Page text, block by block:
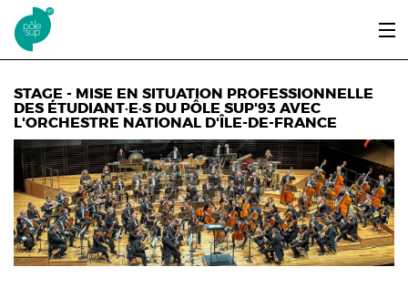
Aller au contenu principal
ENTRER ET SE FORMER
ÉTUDIANTS / DIPLÔMÉS
ÉCOUTER, VOIR & LIRE
INFOS PRATIQUES
STAGE - MISE EN SITUATION PROFESSIONNELLE
DES ÉTUDIANT·E·S DU PÔLE SUP'93 AVEC
L'ORCHESTRE NATIONAL D'ÎLE-DE-FRANCE